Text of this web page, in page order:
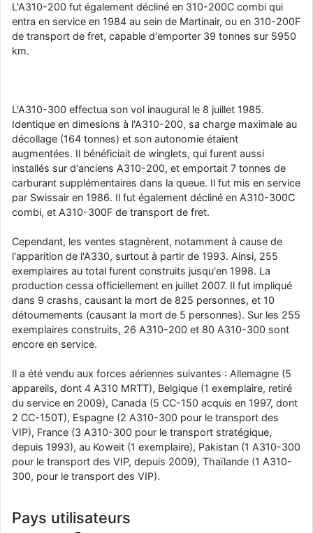
L'A310-200 fut également décliné en 310-200C combi qui
entra en service en 1984 au sein de Martinair, ou en 310-200F
de transport de fret, capable d'emporter 39 tonnes sur 5950
km.
L'A310-300 effectua son vol inaugural le 8 juillet 1985.
Identique en dimesions à l'A310-200, sa charge maximale au
décollage (164 tonnes) et son autonomie étaient
augmentées. Il bénéficiait de winglets, qui furent aussi
installés sur d'anciens A310-200, et emportait 7 tonnes de
carburant supplémentaires dans la queue. Il fut mis en service
par Swissair en 1986. Il fut également décliné en A310-300C
combi, et A310-300F de transport de fret.
Cependant, les ventes stagnèrent, notamment à cause de
l'apparition de l'A330, surtout à partir de 1993. Ainsi, 255
exemplaires au total furent construits jusqu'en 1998. La
production cessa officiellement en juillet 2007. Il fut impliqué
dans 9 crashs, causant la mort de 825 personnes, et 10
détournements (causant la mort de 5 personnes). Sur les 255
exemplaires construits, 26 A310-200 et 80 A310-300 sont
encore en service.
Il a été vendu aux forces aériennes suivantes : Allemagne (5
appareils, dont 4 A310 MRTT), Belgique (1 exemplaire, retiré
du service en 2009), Canada (5 CC-150 acquis en 1997, dont
2 CC-150T), Espagne (2 A310-300 pour le transport des
VIP), France (3 A310-300 pour le transport stratégique,
depuis 1993), au Koweit (1 exemplaire), Pakistan (1 A310-300
pour le transport des VIP, depuis 2009), Thaïlande (1 A310-
300, pour le transport des VIP).
Pays utilisateurs